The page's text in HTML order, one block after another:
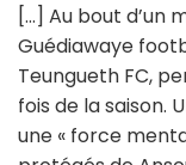
[…] Au bout d’un
Guédiawaye
Teungueth FC,
fois de la saison.
une « force